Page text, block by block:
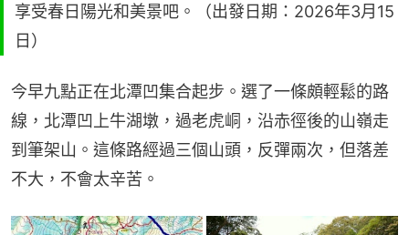
享受春日陽光和美景吧。（出發日期：2026年3月15
日）
今早九點正在北潭凹集合起步。選了一條頗輕鬆的路
線，北潭凹上牛湖墩，過老虎峒，沿赤徑後的山嶺走
到筆架山。這條路經過三個山頭，反彈兩次，但落差
不大，不會太辛苦。